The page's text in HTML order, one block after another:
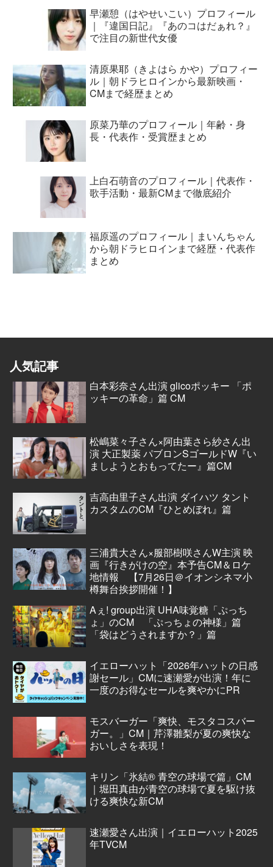
早瀬憩（はやせいこい）プロフィール
｜『違国日記』『あのコはだぁれ？』
で注目の新世代女優
清原果耶（きよはら かや）プロフィー
ル｜朝ドラヒロインから最新映画・
CMまで経歴まとめ
原菜乃華のプロフィール｜年齢・身
長・代表作・受賞歴まとめ
上白石萌音のプロフィール｜代表作・
歌手活動・最新CMまで徹底紹介
福原遥のプロフィール｜まいんちゃん
から朝ドラヒロインまで経歴・代表作
まとめ
人気記事
白本彩奈さん出演 glicoポッキー 「ポ
ッキーの革命」篇 CM
松嶋菜々子さん×阿由葉さら紗さん出
演 大正製薬 パブロンSゴールドW『い
ましようとおもってたー』篇CM
吉高由里子さん出演 ダイハツ タント
カスタムのCM『ひとめぼれ』篇
三浦貴大さん×服部樹咲さんW主演 映
画『行きがけの空』本予告CM＆ロケ
地情報 【7月26日＠イオンシネマ小
樽舞台挨拶開催！】
Aぇ! group出演 UHA味覚糖「ぷっち
ょ」のCM 「ぷっちょの神様」篇
「袋はどうされますか？」篇
イエローハット「2026年ハットの日感
謝セール」CMに速瀬愛が出演！年に
一度のお得なセールを爽やかにPR
モスバーガー「爽快、モスタコスバー
ガー。」CM｜芹澤雛梨が夏の爽快な
おいしさを表現！
キリン「氷結® 青空の球場で篇」CM
｜堀田真由が青空の球場で夏を駆け抜
ける爽快な新CM
速瀬愛さん出演｜イエローハット2025
年TVCM